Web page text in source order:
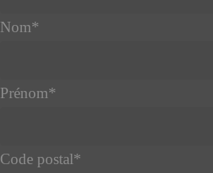
Nom*
Prénom*
Code postal*